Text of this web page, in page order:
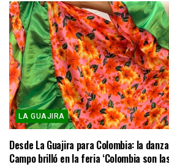
LA GUAJIRA
Desde La Guajira para Colombia: la
Campo brilló en la feria ‘Colombia son